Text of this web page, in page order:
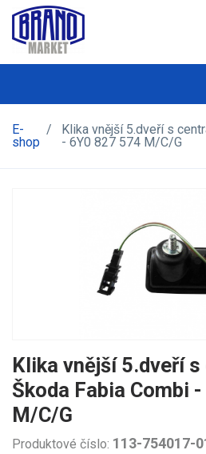
E-
shop
/
Klika vnější 5.dveří s
- 6Y0 827 574 M/C/G
Klika vnější 5.dveří
Škoda Fabia Combi
M/C/G
Produktové číslo: 113-754017-